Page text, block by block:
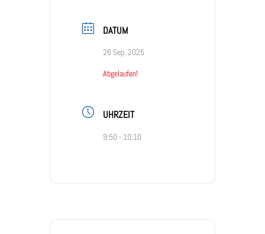
DATUM
26 Sep. 2025
Abgelaufen!
UHRZEIT
9:50 - 10:10